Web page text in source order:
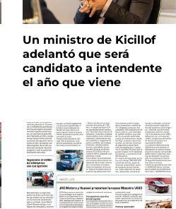
Un ministro de Kicillof
adelantó que será
candidato a intendente
el año que viene